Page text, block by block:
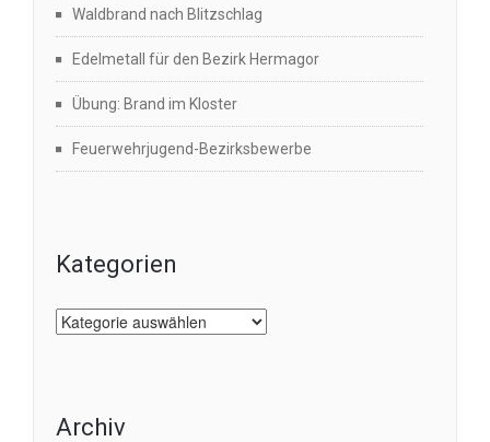
Waldbrand nach Blitzschlag
Edelmetall für den Bezirk Hermagor
Übung: Brand im Kloster
Feuerwehrjugend-Bezirksbewerbe
Kategorien
Kategorien
Archiv